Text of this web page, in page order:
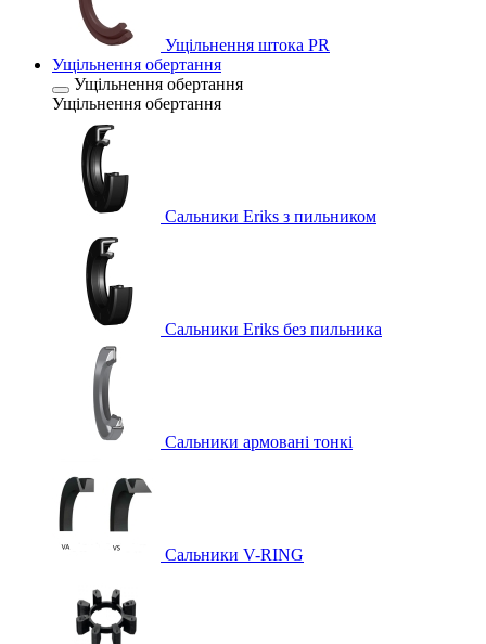
Ущільнення штока PR
Ущільнення обертання
Ущільнення обертання
Ущільнення обертання
Сальники Eriks з пильником
Сальники Eriks без пильника
Сальники армовані тонкі
Сальники V-RING